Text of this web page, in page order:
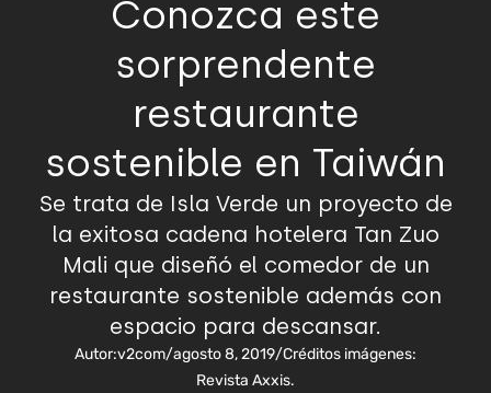
Conozca este
sorprendente
restaurante
sostenible en Taiwán
Se trata de Isla Verde un proyecto de
la exitosa cadena hotelera Tan Zuo
Mali que diseñó el comedor de un
restaurante sostenible además con
espacio para descansar.
Autor:v2com/agosto 8, 2019/Créditos imágenes:
Revista Axxis.